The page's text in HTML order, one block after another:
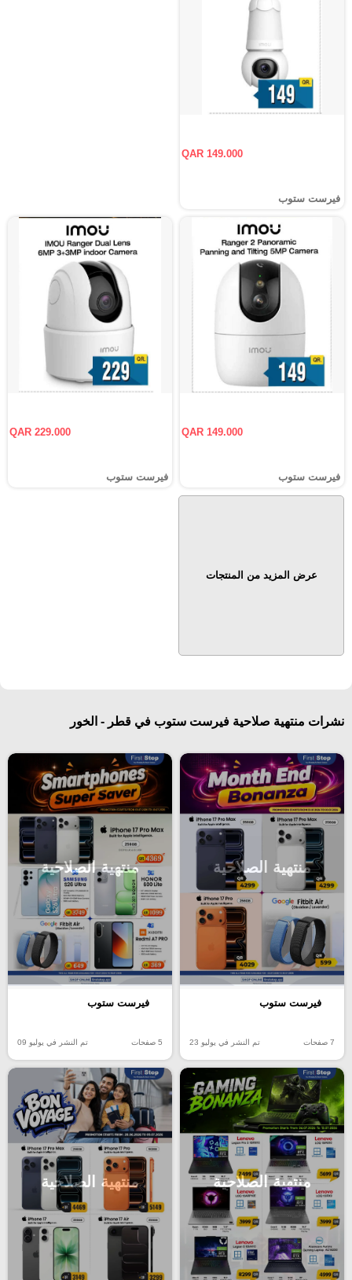
QAR 149.000
فيرست ستوب
QAR 149.000
فيرست ستوب
QAR 229.000
فيرست ستوب
عرض المزيد من المنتجات
نشرات منتهية صلاحية فيرست ستوب في قطر - الخور
منتهية الصلاحية
فيرست ستوب
7 صفحات تم النشر في يوليو 23
منتهية الصلاحية
فيرست ستوب
5 صفحات تم النشر في يوليو 09
منتهية الصلاحية منتهية الصلاحية